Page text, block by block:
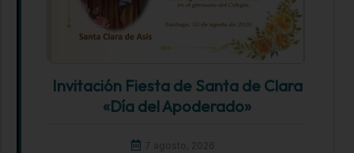
Invitación Fiesta de Santa de Clara
«Día del Apoderado»
7 agosto, 2026